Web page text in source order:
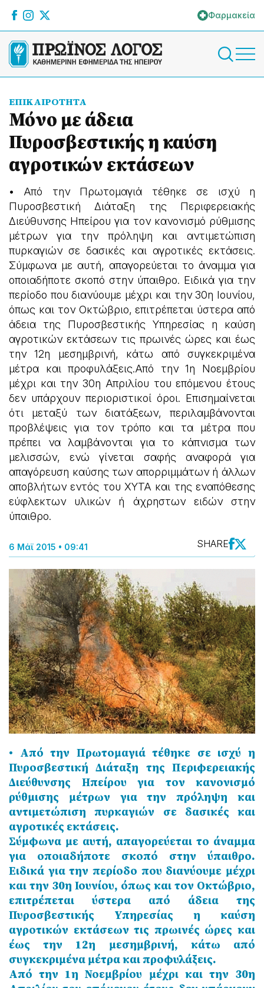
Φαρμακεία
ΕΠΙΚΑΙΡΟΤΗΤΑ
Μόνο με άδεια
Πυροσβεστικής η καύση
αγροτικών εκτάσεων
• Από την Πρωτομαγιά τέθηκε σε ισχύ η
Πυροσβεστική Διάταξη της Περιφερειακής
Διεύθυνσης Ηπείρου για τον κανονισμό ρύθμισης
μέτρων για την πρόληψη και αντιμετώπιση
πυρκαγιών σε δασικές και αγροτικές εκτάσεις.
Σύμφωνα με αυτή, απαγορεύεται το άναμμα για
οποιαδήποτε σκοπό στην ύπαιθρο. Ειδικά για την
περίοδο που διανύουμε μέχρι και την 30η Ιουνίου,
όπως και τον Οκτώβριο, επιτρέπεται ύστερα από
άδεια της Πυροσβεστικής Υπηρεσίας η καύση
αγροτικών εκτάσεων τις πρωινές ώρες και έως
την 12η μεσημβρινή, κάτω από συγκεκριμένα
μέτρα και προφυλάξεις.Από την 1η Νοεμβρίου
μέχρι και την 30η Απριλίου του επόμενου έτους
δεν υπάρχουν περιοριστικοί όροι. Επισημαίνεται
ότι μεταξύ των διατάξεων, περιλαμβάνονται
προβλέψεις για τον τρόπο και τα μέτρα που
πρέπει να λαμβάνονται για το κάπνισμα των
μελισσών, ενώ γίνεται σαφής αναφορά για
απαγόρευση καύσης των απορριμμάτων ή άλλων
αποβλήτων εντός του ΧΥΤΑ και της εναπόθεσης
εύφλεκτων υλικών ή άχρηστων ειδών στην
ύπαιθρο.
6 Μάϊ 2015 • 09:41 SHARE
• Από την Πρωτομαγιά τέθηκε σε ισχύ η
Πυροσβεστική Διάταξη της Περιφερειακής
Διεύθυνσης Ηπείρου για τον κανονισμό
ρύθμισης μέτρων για την πρόληψη και
αντιμετώπιση πυρκαγιών σε δασικές και
αγροτικές εκτάσεις.
Σύμφωνα με αυτή, απαγορεύεται το άναμμα
για οποιαδήποτε σκοπό στην ύπαιθρο.
Ειδικά για την περίοδο που διανύουμε μέχρι
και την 30η Ιουνίου, όπως και τον Οκτώβριο,
επιτρέπεται ύστερα από άδεια της
Πυροσβεστικής Υπηρεσίας η καύση
αγροτικών εκτάσεων τις πρωινές ώρες και
έως την 12η μεσημβρινή, κάτω από
συγκεκριμένα μέτρα και προφυλάξεις.
Από την 1η Νοεμβρίου μέχρι και την 30η